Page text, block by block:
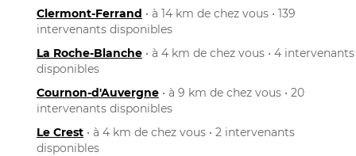
Clermont-Ferrand • à 14 km de chez vous • 139
intervenants disponibles
La Roche-Blanche • à 4 km de chez vous • 4 intervenants
disponibles
Cournon-d'Auvergne • à 9 km de chez vous • 20
intervenants disponibles
Le Crest • à 4 km de chez vous • 2 intervenants
disponibles